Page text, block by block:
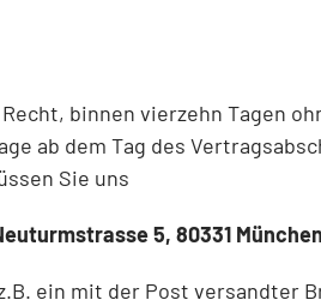
Recht, binnen vierzehn Tagen
ab dem Tag des
Sie uns
5, 80331
ein mit der Post versandter